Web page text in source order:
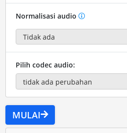
Normalisasi audio
Pilih codec audio:
MULAI